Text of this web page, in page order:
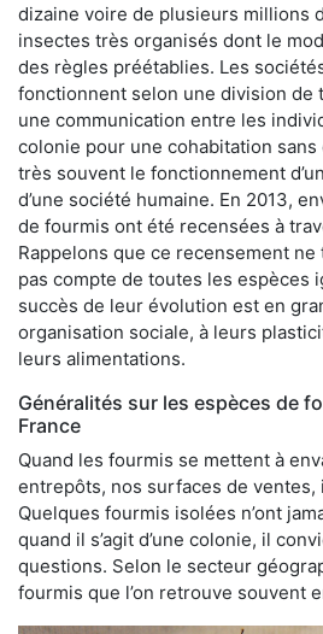
dizaine voire de plusieurs millions
insectes très organisés dont le
des règles préétablies. Les
fonctionnent selon une division de
une communication entre les
colonie pour une cohabitation sans
très souvent le fonctionnement
d’une société humaine. En 2013,
de fourmis ont été recensées à
Rappelons que ce recensement
pas compte de toutes les espèces
succès de leur évolution est en
organisation sociale, à leurs
leurs alimentations.
Généralités sur les espèces de
France
Quand les fourmis se mettent à
entrepôts, nos surfaces de ventes,
Quelques fourmis isolées n’ont
quand il s’agit d’une colonie, il
questions. Selon le secteur
fourmis que l’on retrouve souvent